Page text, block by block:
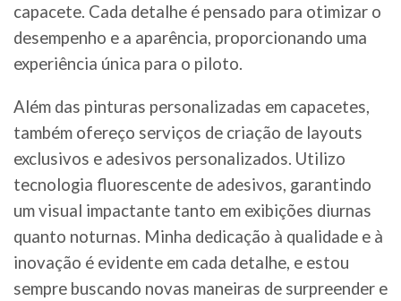
capacete. Cada detalhe é pensado para otimizar o
desempenho e a aparência, proporcionando uma
experiência única para o piloto.
Além das pinturas personalizadas em capacetes,
também ofereço serviços de criação de layouts
exclusivos e adesivos personalizados. Utilizo
tecnologia fluorescente de adesivos, garantindo
um visual impactante tanto em exibições diurnas
quanto noturnas. Minha dedicação à qualidade e à
inovação é evidente em cada detalhe, e estou
sempre buscando novas maneiras de surpreender e